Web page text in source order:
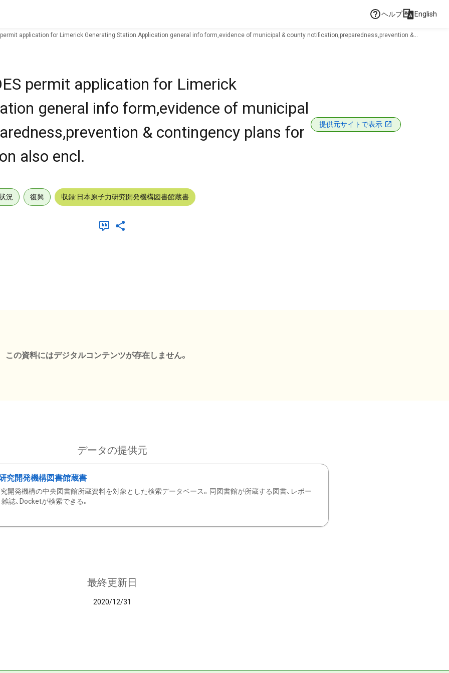
ヘルプ English
permit application for Limerick Generating Station.Application general info form,evidence of municipal & county notification,preparedness,prevention &
permit application for Limerick
general info form,evidence of municipal
& contingency plans for
also encl.
提供元サイトで表示
況 復興 収録:日本原子力研究開発機構図書館蔵書
この資料にはデジタルコンテンツが存在しません。
データの提供元
究開発機構図書館蔵書
開発機構の中央図書館所蔵資料を対象とした検索データベース。同図書館が所蔵する図書、レポー
雑誌、Docketが検索できる。
最終更新日
2020/12/31